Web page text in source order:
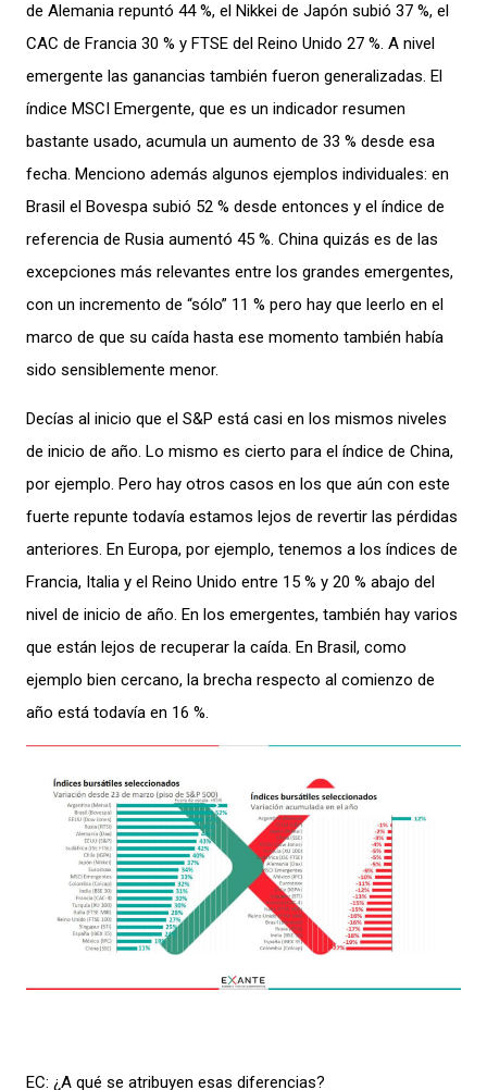
de Alemania repuntó 44 %, el Nikkei de Japón subió 37 %, el
CAC de Francia 30 % y FTSE del Reino Unido 27 %. A nivel
emergente las ganancias también fueron generalizadas. El
índice MSCI Emergente, que es un indicador resumen
bastante usado, acumula un aumento de 33 % desde esa
fecha. Menciono además algunos ejemplos individuales: en
Brasil el Bovespa subió 52 % desde entonces y el índice de
referencia de Rusia aumentó 45 %. China quizás es de las
excepciones más relevantes entre los grandes emergentes,
con un incremento de “sólo” 11 % pero hay que leerlo en el
marco de que su caída hasta ese momento también había
sido sensiblemente menor.
Decías al inicio que el S&P está casi en los mismos niveles
de inicio de año. Lo mismo es cierto para el índice de China,
por ejemplo. Pero hay otros casos en los que aún con este
fuerte repunte todavía estamos lejos de revertir las pérdidas
anteriores. En Europa, por ejemplo, tenemos a los índices de
Francia, Italia y el Reino Unido entre 15 % y 20 % abajo del
nivel de inicio de año. En los emergentes, también hay varios
que están lejos de recuperar la caída. En Brasil, como
ejemplo bien cercano, la brecha respecto al comienzo de
año está todavía en 16 %.
EC: ¿A qué se atribuyen esas diferencias?